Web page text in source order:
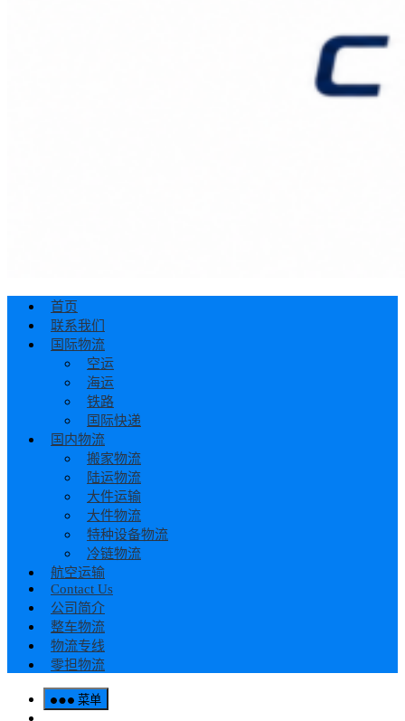
首页
联系我们
国际物流
空运
海运
铁路
国际快递
国内物流
搬家物流
陆运物流
大件运输
大件物流
特种设备物流
冷链物流
航空运输
Contact Us
公司简介
整车物流
物流专线
零担物流
菜单